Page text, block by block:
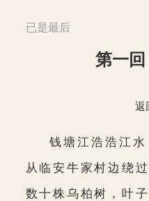
已是最后
第一
返
钱塘江浩浩江
从临安牛家村边绕
数十株乌柏树，叶